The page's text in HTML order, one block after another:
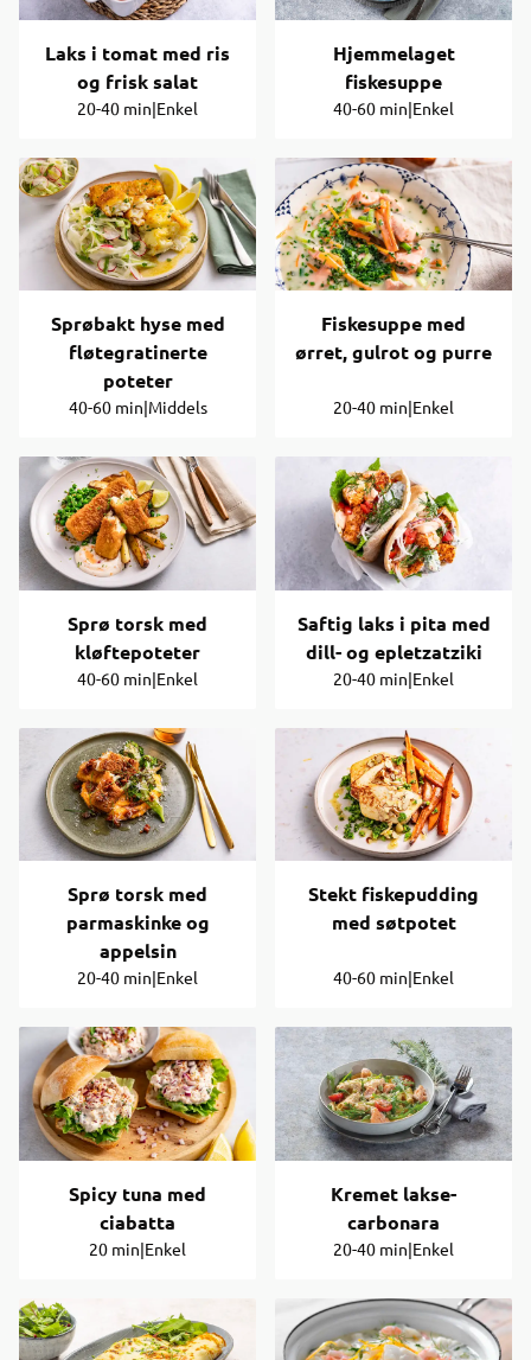
Laks i tomat med ris
og frisk salat
20-40 min|Enkel
Hjemmelaget
fiskesuppe
40-60 min|Enkel
Sprøbakt hyse med
fløtegratinerte
poteter
40-60 min|Middels
Fiskesuppe med
ørret, gulrot og purre
20-40 min|Enkel
Sprø torsk med
kløftepoteter
40-60 min|Enkel
Saftig laks i pita med
dill- og epletzatziki
20-40 min|Enkel
Sprø torsk med
parmaskinke og
appelsin
20-40 min|Enkel
Stekt fiskepudding
med søtpotet
40-60 min|Enkel
Spicy tuna med
ciabatta
20 min|Enkel
Kremet lakse-
carbonara
20-40 min|Enkel